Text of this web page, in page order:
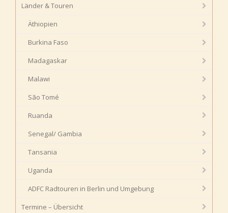
Länder & Touren
Äthiopien
Burkina Faso
Madagaskar
Malawi
São Tomé
Ruanda
Senegal/ Gambia
Tansania
Uganda
ADFC Radtouren in Berlin und Umgebung
Termine – Übersicht